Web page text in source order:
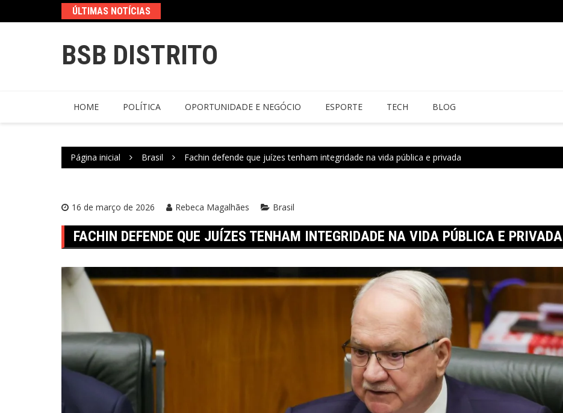
ÚLTIMAS NOTÍCIAS
BSB DISTRITO
HOME POLÍTICA OPORTUNIDADE E NEGÓCIO ESPORTE TECH BLOG
Página inicial Brasil Fachin defende que juízes tenham integridade na vida pública e privada
16 de março de 2026 Rebeca Magalhães Brasil
FACHIN DEFENDE QUE JUÍZES TENHAM INTEGRIDADE NA VIDA PÚBLICA E PRIVADA